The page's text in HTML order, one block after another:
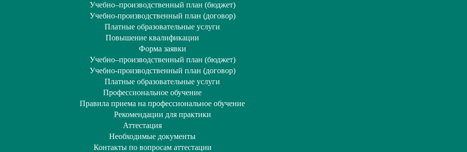
Учебно–производственный план (бюджет)
Учебно-производственный план (договор)
Платные образовательные услуги
Повышение квалификации
Форма заявки
Учебно–производственный план (бюджет)
Учебно-производственный план (договор)
Платные образовательные услуги
Профессиональное обучение
Правила приема на профессиональное обучение
Рекомендации для практики
Аттестация
Необходимые документы
Контакты по вопросам аттестации